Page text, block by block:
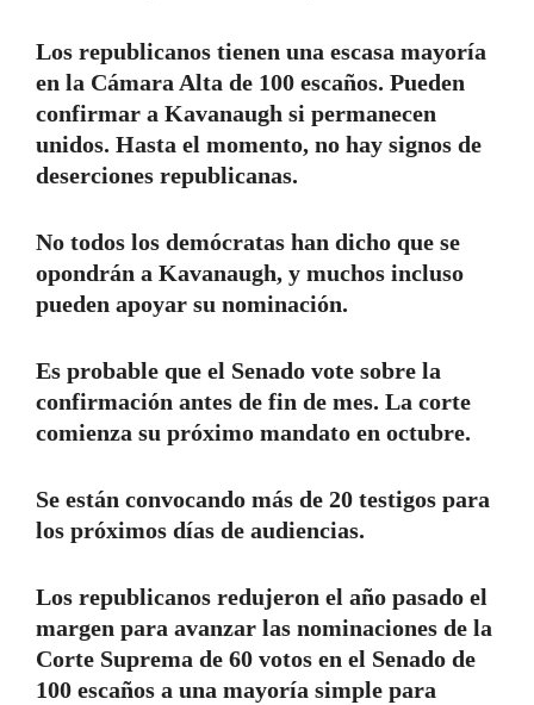
Los republicanos tienen una escasa mayoría
en la Cámara Alta de 100 escaños. Pueden
confirmar a Kavanaugh si permanecen
unidos. Hasta el momento, no hay signos de
deserciones republicanas.
No todos los demócratas han dicho que se
opondrán a Kavanaugh, y muchos incluso
pueden apoyar su nominación.
Es probable que el Senado vote sobre la
confirmación antes de fin de mes. La corte
comienza su próximo mandato en octubre.
Se están convocando más de 20 testigos para
los próximos días de audiencias.
Los republicanos redujeron el año pasado el
margen para avanzar las nominaciones de la
Corte Suprema de 60 votos en el Senado de
100 escaños a una mayoría simple para